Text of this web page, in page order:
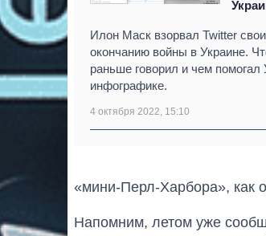
Илон Маск взорвал Twitter
окончанию войны в Украине.
раньше говорил и чем помогал
инфографике.
4 октября 2022, 15:10
«мини-Перл-Харбора», как
Напомним, летом уже